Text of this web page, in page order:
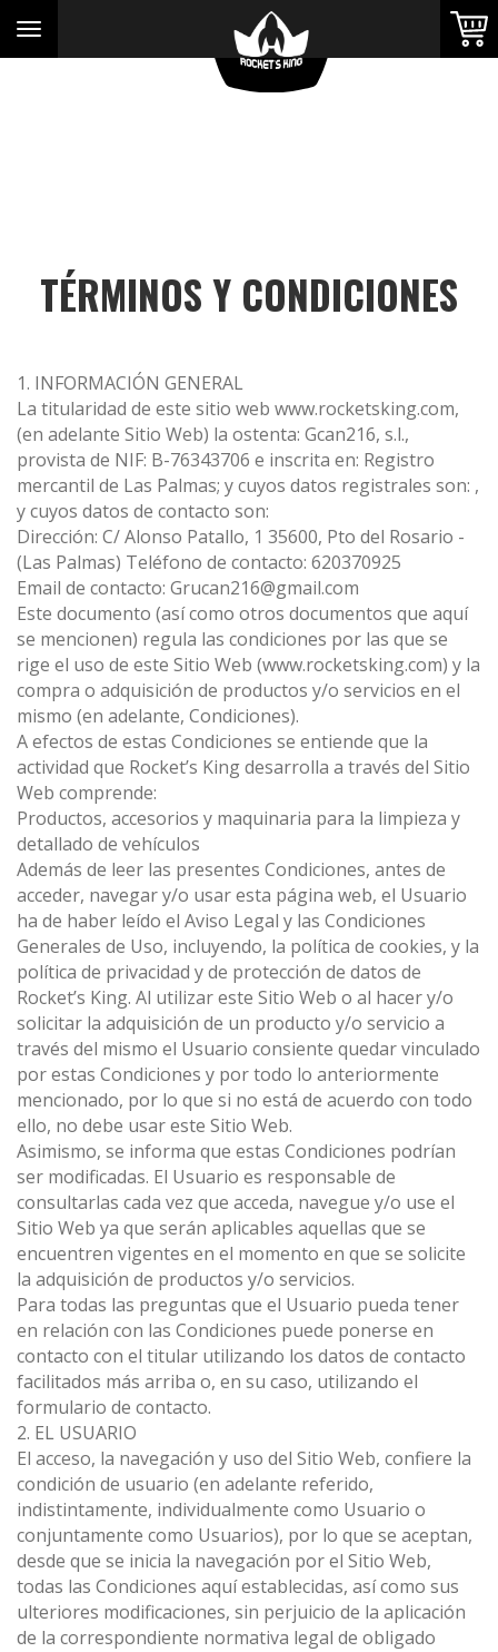
Toggle
navigation
PORTADA
SOBRE NOSOTROS
CONTACTO
PUNTOS DE VENTA
SORTEOS
LLAMAR AHORA
TÉRMINOS Y CONDICIONES
1. INFORMACIÓN GENERAL
La titularidad de este sitio web www.rocketsking.com,
(en adelante Sitio Web) la ostenta: Gcan216, s.l.,
provista de NIF: B-76343706 e inscrita en: Registro
mercantil de Las Palmas; y cuyos datos registrales son: ,
y cuyos datos de contacto son:
Dirección: C/ Alonso Patallo, 1 35600, Pto del Rosario -
(Las Palmas) Teléfono de contacto: 620370925
Email de contacto: Grucan216@gmail.com
Este documento (así como otros documentos que aquí
se mencionen) regula las condiciones por las que se
rige el uso de este Sitio Web (www.rocketsking.com) y la
compra o adquisición de productos y/o servicios en el
mismo (en adelante, Condiciones).
A efectos de estas Condiciones se entiende que la
actividad que Rocket’s King desarrolla a través del Sitio
Web comprende:
Productos, accesorios y maquinaria para la limpieza y
detallado de vehículos
Además de leer las presentes Condiciones, antes de
acceder, navegar y/o usar esta página web, el Usuario
ha de haber leído el Aviso Legal y las Condiciones
Generales de Uso, incluyendo, la política de cookies, y la
política de privacidad y de protección de datos de
Rocket’s King. Al utilizar este Sitio Web o al hacer y/o
solicitar la adquisición de un producto y/o servicio a
través del mismo el Usuario consiente quedar vinculado
por estas Condiciones y por todo lo anteriormente
mencionado, por lo que si no está de acuerdo con todo
ello, no debe usar este Sitio Web.
Asimismo, se informa que estas Condiciones podrían
ser modificadas. El Usuario es responsable de
consultarlas cada vez que acceda, navegue y/o use el
Sitio Web ya que serán aplicables aquellas que se
encuentren vigentes en el momento en que se solicite
la adquisición de productos y/o servicios.
Para todas las preguntas que el Usuario pueda tener
en relación con las Condiciones puede ponerse en
contacto con el titular utilizando los datos de contacto
facilitados más arriba o, en su caso, utilizando el
formulario de contacto.
2. EL USUARIO
El acceso, la navegación y uso del Sitio Web, confiere la
condición de usuario (en adelante referido,
indistintamente, individualmente como Usuario o
conjuntamente como Usuarios), por lo que se aceptan,
desde que se inicia la navegación por el Sitio Web,
todas las Condiciones aquí establecidas, así como sus
ulteriores modificaciones, sin perjuicio de la aplicación
de la correspondiente normativa legal de obligado